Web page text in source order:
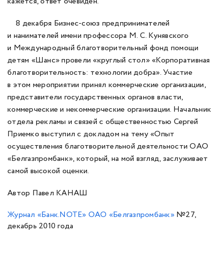
8 декабря Бизнес-союз предпринимателей
и нанимателей имени профессора М. С. Кунявского
и Международный благотворительный фонд помощи
детям «Шанс» провели «круглый стол» «Корпоративная
благотворительность: технологии добра». Участие
в этом мероприятии принял коммерческие организации,
представители государственных органов власти,
коммерческие и некоммерческие организации. Начальник
отдела рекламы и связей с общественностью Сергей
Приемко выступил с докладом на тему «Опыт
осуществления благотворительной деятельности ОАО
«Белгазпромбанк», который, на мой взгляд, заслуживает
самой высокой оценки.
Автор Павел КАНАШ
Журнал «Банк.NOTE» ОАО «Белгазпромбанк»№27,
декабрь 2010 года